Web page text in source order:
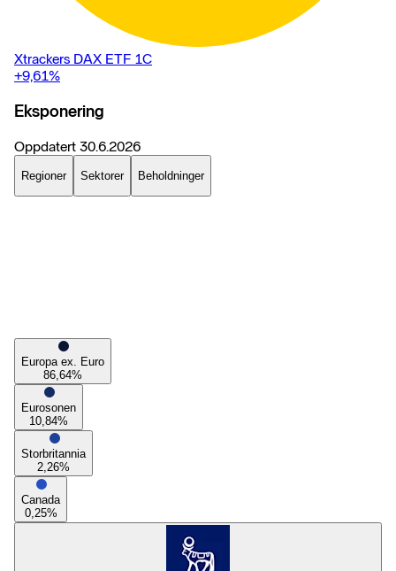
Xtrackers DAX ETF 1C
+9,61%
Eksponering
Oppdatert 30.6.2026
Regioner Sektorer Beholdninger
Europa ex. Euro
86,64%
Eurosonen
10,84%
Storbritannia
2,26%
Canada
0,25%